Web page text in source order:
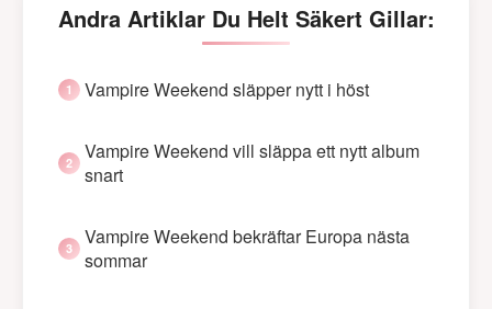
Andra Artiklar Du Helt Säkert Gillar:
Vampire Weekend släpper nytt i höst
Vampire Weekend vill släppa ett nytt album
snart
Vampire Weekend bekräftar Europa nästa
sommar